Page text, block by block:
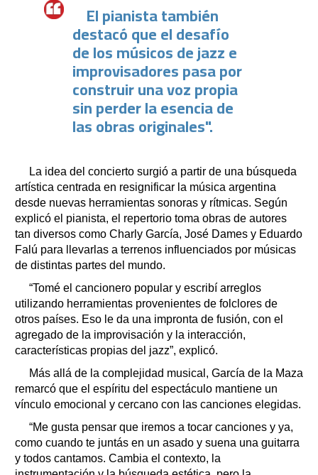
El pianista también
destacó que el desafío
de los músicos de jazz e
improvisadores pasa por
construir una voz propia
sin perder la esencia de
las obras originales".
La idea del concierto surgió a partir de una búsqueda
artística centrada en resignificar la música argentina
desde nuevas herramientas sonoras y rítmicas. Según
explicó el pianista, el repertorio toma obras de autores
tan diversos como Charly García, José Dames y Eduardo
Falú para llevarlas a terrenos influenciados por músicas
de distintas partes del mundo.
“Tomé el cancionero popular y escribí arreglos
utilizando herramientas provenientes de folclores de
otros países. Eso le da una impronta de fusión, con el
agregado de la improvisación y la interacción,
características propias del jazz”, explicó.
Más allá de la complejidad musical, García de la Maza
remarcó que el espíritu del espectáculo mantiene un
vínculo emocional y cercano con las canciones elegidas.
“Me gusta pensar que iremos a tocar canciones y ya,
como cuando te juntás en un asado y suena una guitarra
y todos cantamos. Cambia el contexto, la